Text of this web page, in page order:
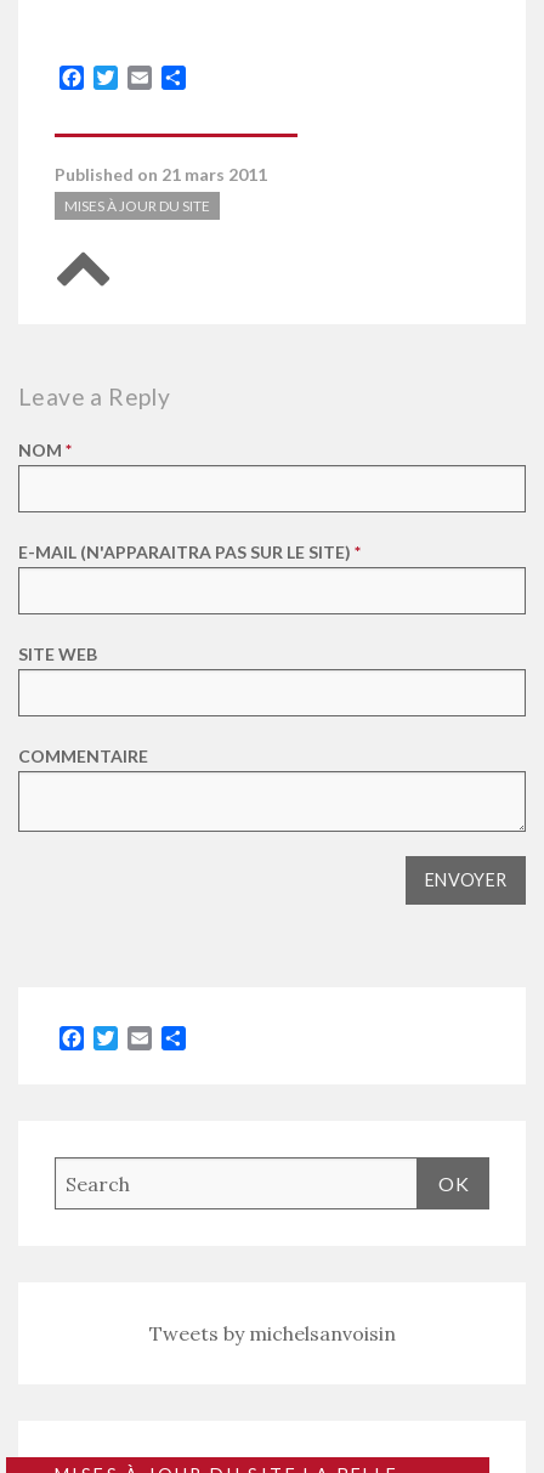
Facebook
TwitterEmail
Published on 21 mars 2011
MISES À JOUR DU SITE
Retour en haut de page
Leave a Reply
NOM *
E-MAIL (N'APPARAITRA PAS SUR LE SITE) *
SITE WEB
COMMENTAIRE
Facebook
TwitterEmail
Tweets by michelsanvoisin